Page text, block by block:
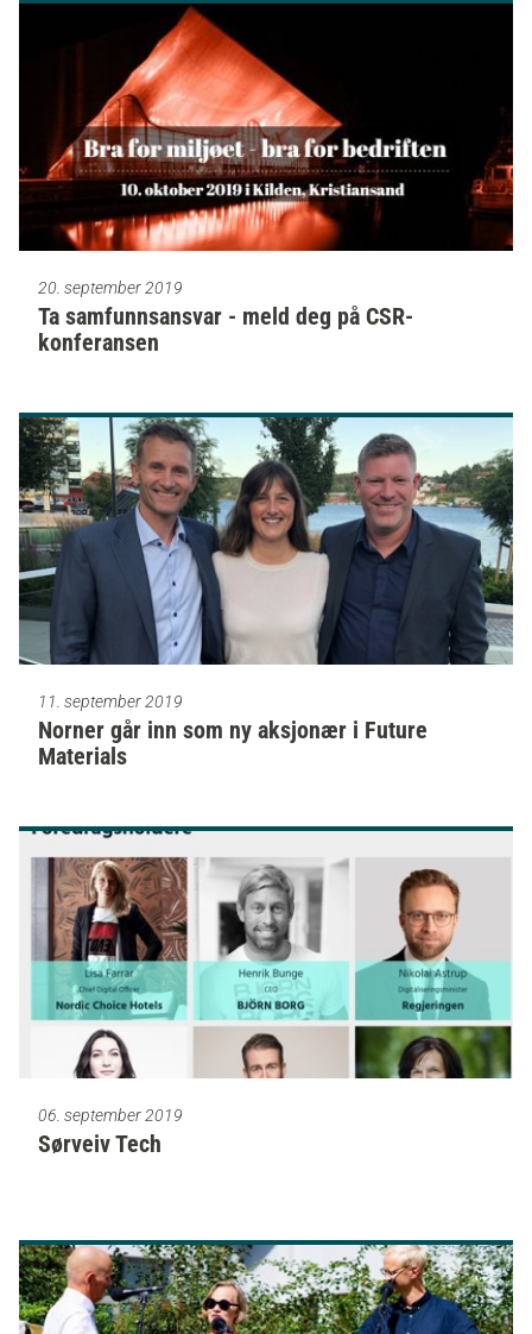
20. september 2019
Ta samfunnsansvar - meld deg på CSR-
konferansen
11. september 2019
Norner går inn som ny aksjonær i Future
Materials
06. september 2019
Sørveiv Tech